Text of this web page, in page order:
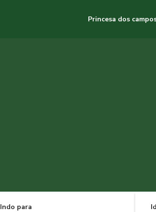
Princesa dos
Indo para